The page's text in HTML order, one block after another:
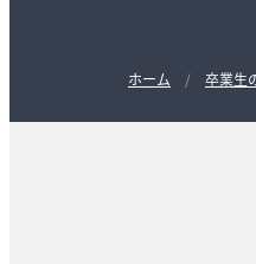
ホーム 卒業生